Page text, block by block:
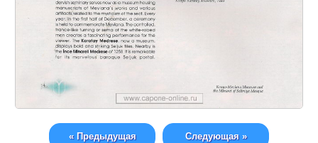
« Предыдущая Следующая »